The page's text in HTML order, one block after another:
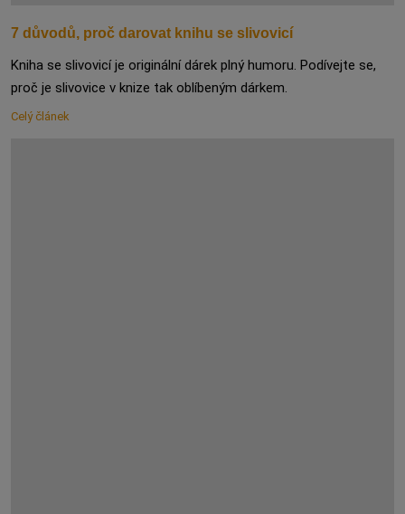
7 důvodů, proč darovat knihu se slivovicí
Kniha se slivovicí je originální dárek plný humoru. Podívejte se,
proč je slivovice v knize tak oblíbeným dárkem.
Celý článek